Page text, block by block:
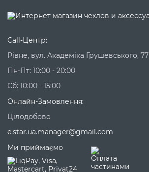
Call-Центр:
Рівне, вул. Академіка Грушевського, 77
Пн-Пт: 10:00 - 20:00
Сб: 10:00 - 15:00
Онлайн-Замовлення:
Цілодобово
e.star.ua.manager@gmail.com
Ми приймаємо